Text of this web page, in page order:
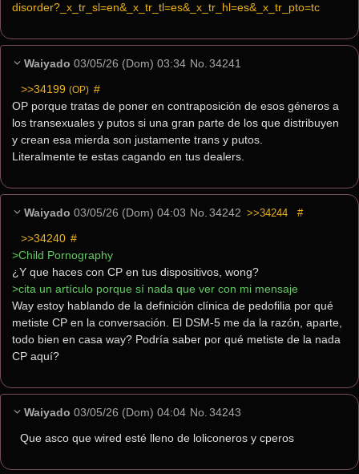
disorder?_x_tr_sl=en&_x_tr_tl=es&_x_tr_hl=es&_x_tr_pto=tc
Waiyado 03/05/26 (Dom) 03:34 No. 34241
>>34199 (OP) #
OP porque tratas de poner en contraposición de esos géneros a
los transexuales y putos si una gran parte de los que distribuyen
y crean esa mierda son justamente trans y putos.
Literalmente te estas cagando en tus dealers.
Waiyado 03/05/26 (Dom) 04:03 No. 34242 >>34244 #
>>34240 #
>Child Pornography
¿Y que haces con CP en tus dispositivos, wong?
>cita un artículo porque sí nada que ver con mi mensaje
Way estoy hablando de la definición clínica de pedofilia por qué
metiste CP en la conversación. El DSM-5 me da la razón, aparte,
todo bien en casa way? Podría saber por qué metiste de la nada
CP aquí?
Waiyado 03/05/26 (Dom) 04:04 No. 34243
Que asco que wired esté lleno de loliconeros y cperos